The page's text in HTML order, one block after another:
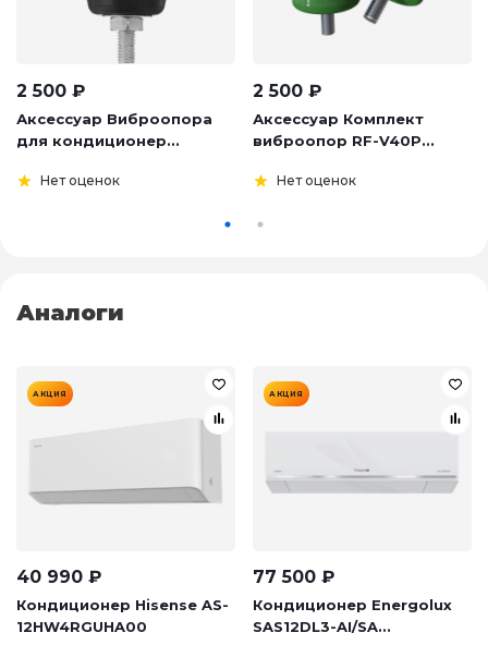
2 500 ₽
Аксессуар Виброопора
для кондиционер...
Нет оценок
2 500 ₽
Аксессуар Комплект
виброопор RF-V40P...
Нет оценок
Аналоги
АКЦИЯ
40 990 ₽
Кондиционер Hisense AS-
12HW4RGUHA00
АКЦИЯ
77 500 ₽
Кондиционер Energolux
SAS12DL3-AI/SA...